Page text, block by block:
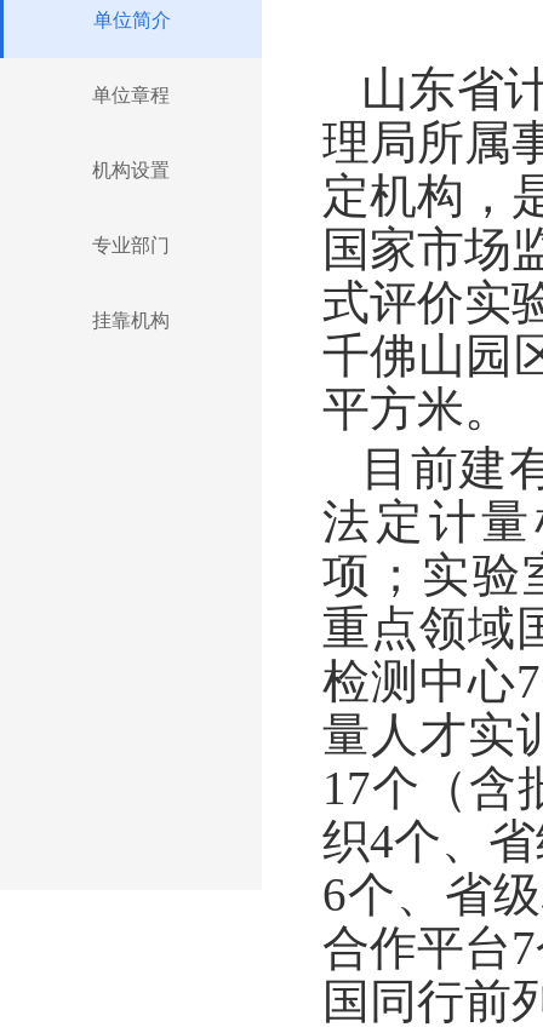
单位简介
单位章程
机构设置
专业部门
挂靠机构
山东省
理局所属
定机构，
国家市场
式评价实
千佛山园
平方米。
目前建
法定计
项；实验
重点领域
检测中心
量人才实
17个（含
织4个、
6个、省
合作平台
国同行前